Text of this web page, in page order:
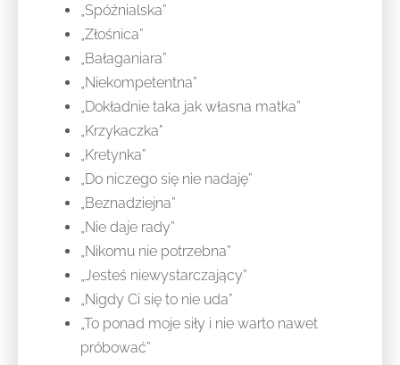
„Spóźnialska”
„Złośnica”
„Bałaganiara”
„Niekompetentna”
„Dokładnie taka jak własna matka”
„Krzykaczka”
„Kretynka”
„Do niczego się nie nadaję”
„Beznadziejna”
„Nie daje rady”
„Nikomu nie potrzebna”
„Jesteś niewystarczający”
„Nigdy Ci się to nie uda”
„To ponad moje siły i nie warto nawet
próbować”